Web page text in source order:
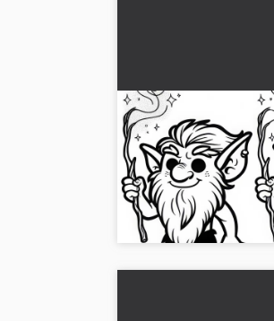
Ilmainen
– Lataa ja väritä
Hanki ilmainen goblin-
lukemattomiin luoviin
tai väritä verkossa!...